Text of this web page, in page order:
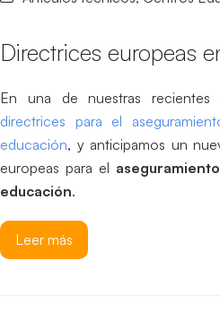
Directrices europeas
En una de nuestras recientes
directrices para el
educación, y anticipamos un
europeas para el
educación.
Leer más